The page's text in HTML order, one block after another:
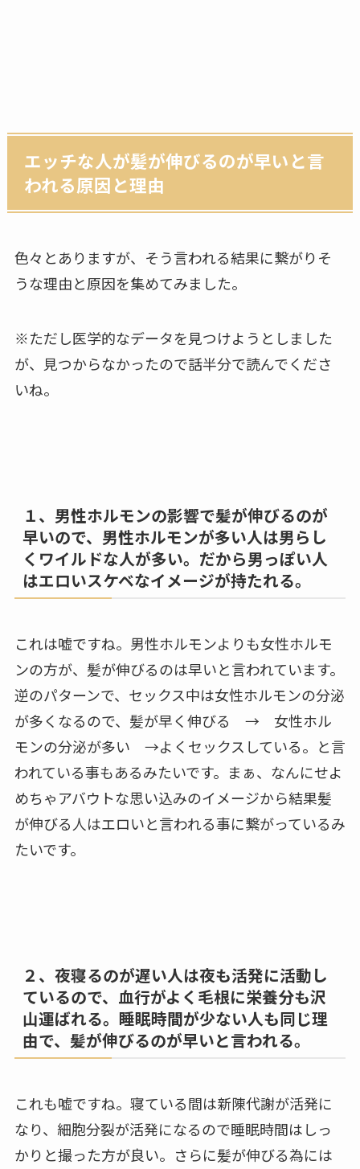
エッチな人が髪が伸びるのが早いと言
われる原因と理由
色々とありますが、そう言われる結果に繋がりそ
うな理由と原因を集めてみました。
※ただし医学的なデータを見つけようとしました
が、見つからなかったので話半分で読んでくださ
いね。
１、男性ホルモンの影響で髪が伸びるのが
早いので、男性ホルモンが多い人は男らし
くワイルドな人が多い。だから男っぽい人
はエロいスケベなイメージが持たれる。
これは嘘ですね。男性ホルモンよりも女性ホルモ
ンの方が、髪が伸びるのは早いと言われています。
逆のパターンで、セックス中は女性ホルモンの分泌
が多くなるので、髪が早く伸びる → 女性ホル
モンの分泌が多い →よくセックスしている。と言
われている事もあるみたいです。まぁ、なんにせよ
めちゃアバウトな思い込みのイメージから結果髪
が伸びる人はエロいと言われる事に繋がっているみ
たいです。
２、夜寝るのが遅い人は夜も活発に活動し
ているので、血行がよく毛根に栄養分も沢
山運ばれる。睡眠時間が少ない人も同じ理
由で、髪が伸びるのが早いと言われる。
これも嘘ですね。寝ている間は新陳代謝が活発に
なり、細胞分裂が活発になるので睡眠時間はしっ
かりと撮った方が良い。さらに髪が伸びる為には